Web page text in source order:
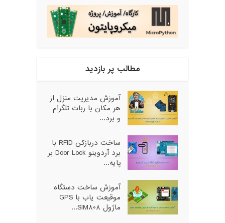
مطالب پر بازدید
آموزش مدیریت منزل از
هر مکان با ربات تلگرام
و برد...
ساخت دربازکن RFID با
برد آردوینو Door Lock بر
پایه...
آموزش ساخت دستگاه
موقیعت یاب با GPS
ماژول SIM808...